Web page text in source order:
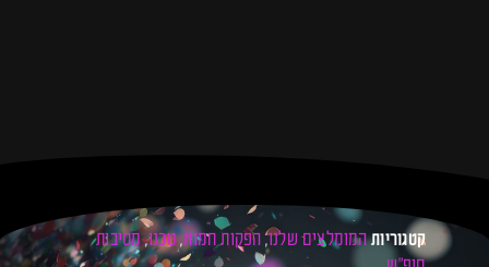
קטגוריות המומלצים שלנו,הפקות חמות,טכנו,מסיבות